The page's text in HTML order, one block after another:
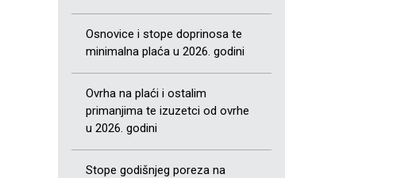
Osnovice i stope doprinosa te
minimalna plaća u 2026. godini
Ovrha na plaći i ostalim
primanjima te izuzetci od ovrhe
u 2026. godini
Stope godišnjeg poreza na